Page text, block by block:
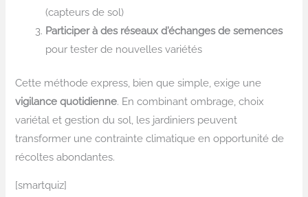
(capteurs de sol)
Participer à des réseaux d’échanges de semences
pour tester de nouvelles variétés
Cette méthode express, bien que simple, exige une
vigilance quotidienne. En combinant ombrage, choix
variétal et gestion du sol, les jardiniers peuvent
transformer une contrainte climatique en opportunité de
récoltes abondantes.
[smartquiz]